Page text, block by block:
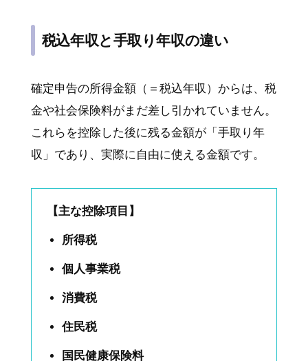
税込年収と手取り年収の違い
確定申告の所得金額（＝税込年収）からは、税
金や社会保険料がまだ差し引かれていません。
これらを控除した後に残る金額が「手取り年
収」であり、実際に自由に使える金額です。
【主な控除項目】
所得税
個人事業税
消費税
住民税
国民健康保険料